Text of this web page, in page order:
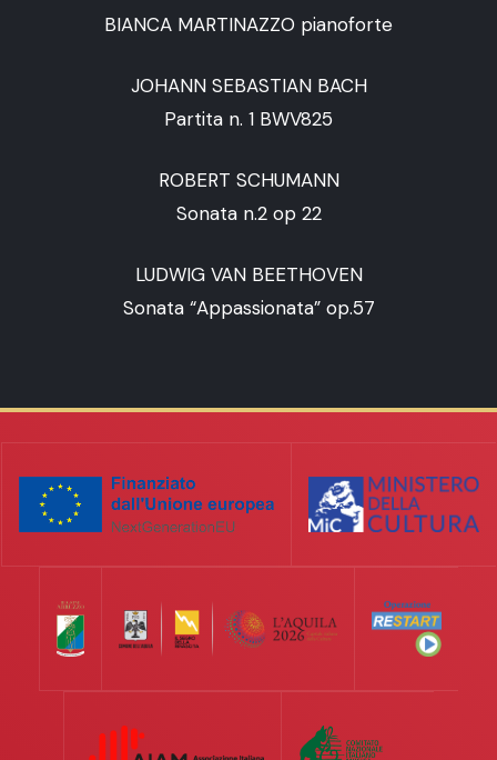
BIANCA MARTINAZZO pianoforte
JOHANN SEBASTIAN BACH
Partita n. 1 BWV825
ROBERT SCHUMANN
Sonata n.2 op 22
LUDWIG VAN BEETHOVEN
Sonata “Appassionata” op.57